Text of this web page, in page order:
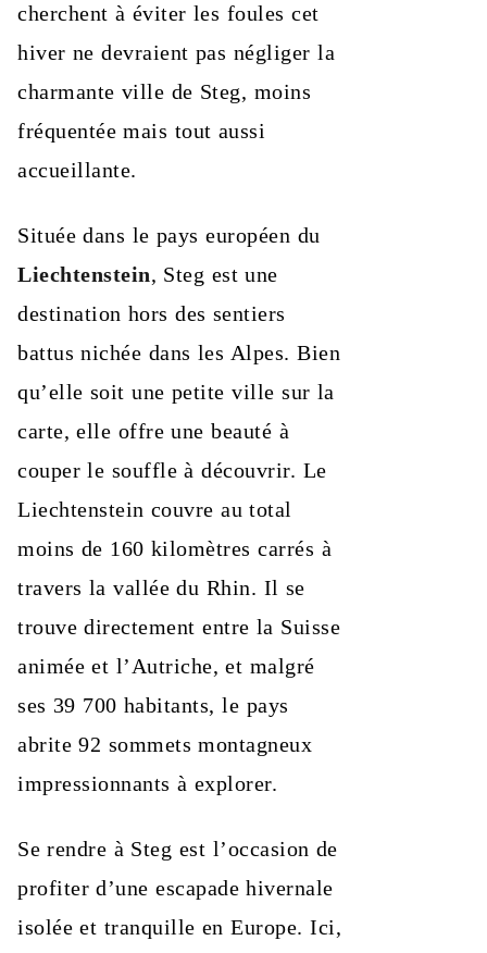
cherchent à éviter les foules cet
hiver ne devraient pas négliger la
charmante ville de Steg, moins
fréquentée mais tout aussi
accueillante.
Située dans le pays européen du
Liechtenstein, Steg est une
destination hors des sentiers
battus nichée dans les Alpes. Bien
qu’elle soit une petite ville sur la
carte, elle offre une beauté à
couper le souffle à découvrir. Le
Liechtenstein couvre au total
moins de 160 kilomètres carrés à
travers la vallée du Rhin. Il se
trouve directement entre la Suisse
animée et l’Autriche, et malgré
ses 39 700 habitants, le pays
abrite 92 sommets montagneux
impressionnants à explorer.
Se rendre à Steg est l’occasion de
profiter d’une escapade hivernale
isolée et tranquille en Europe. Ici,